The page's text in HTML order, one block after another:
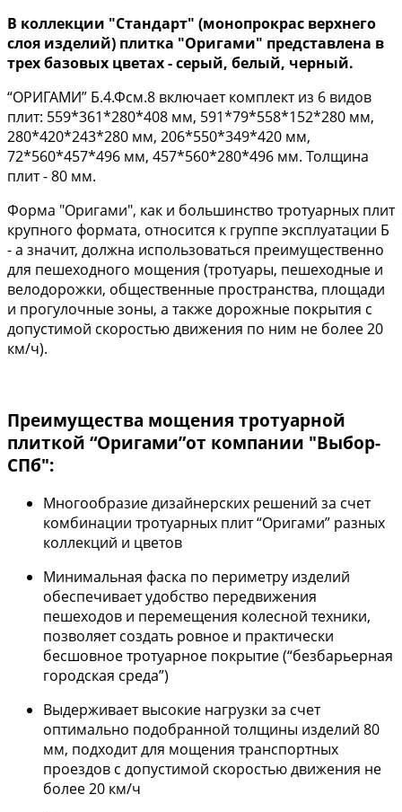
В коллекции "Стандарт" (монопрокрас верхнего
слоя изделий) плитка "Оригами" представлена в
трех базовых цветах - серый, белый, черный.
“ОРИГАМИ” Б.4.Фсм.8 включает комплект из 6 видов
плит: 559*361*280*408 мм, 591*79*558*152*280 мм,
280*420*243*280 мм, 206*550*349*420 мм,
72*560*457*496 мм, 457*560*280*496 мм. Толщина
плит - 80 мм.
Форма "Оригами", как и большинство тротуарных плит
крупного формата, относится к группе эксплуатации Б
- а значит, должна использоваться преимущественно
для пешеходного мощения (тротуары, пешеходные и
велодорожки, общественные пространства, площади
и прогулочные зоны, а также дорожные покрытия с
допустимой скоростью движения по ним не более 20
км/ч).
Преимущества мощения тротуарной
плиткой “Оригами”от компании "Выбор-
СПб":
Многообразие дизайнерских решений за счет
комбинации тротуарных плит “Оригами” разных
коллекций и цветов
Минимальная фаска по периметру изделий
обеспечивает удобство передвижения
пешеходов и перемещения колесной техники,
позволяет создать ровное и практически
бесшовное тротуарное покрытие (“безбарьерная
городская среда”)
Выдерживает высокие нагрузки за счет
оптимально подобранной толщины изделий 80
мм, подходит для мощения транспортных
проездов с допустимой скоростью движения не
более 20 км/ч